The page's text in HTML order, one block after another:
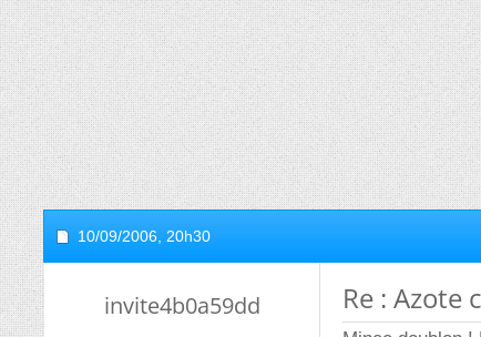
10/09/2006, 20h30
invite4b0a59dd Re : Azote